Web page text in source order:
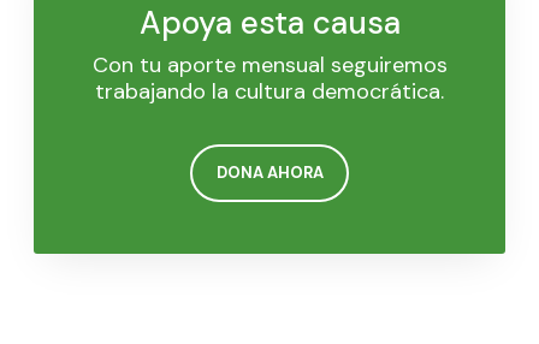
Apoya esta causa
Con tu aporte mensual seguiremos
trabajando la cultura democrática.
DONA AHORA